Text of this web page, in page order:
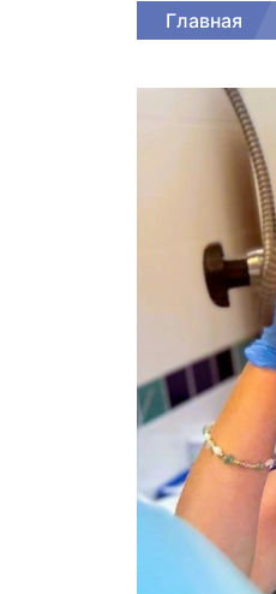
Главная